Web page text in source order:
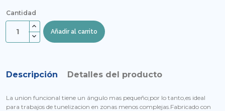
Cantidad
Añadir al carrito
Descripción Detalles del producto
La union funcional tiene un ángulo mas pequeño;por lo tanto,es ideal
para trabajos de tunelizacion en zonas menos complejas.Fabricado con